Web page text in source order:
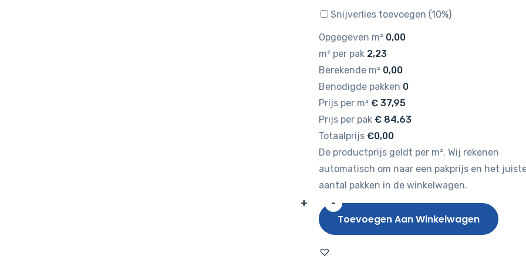
Snijverlies toevoegen (10%)
Opgegeven m² 0,00
m² per pak 2,23
Berekende m² 0,00
Benodigde pakken 0
Prijs per m² €37,95
Prijs per pak €84,63
Totaalprijs €0,00
De productprijs geldt per m². Wij rekenen
automatisch om naar een pakprijs en het
aantal pakken in de winkelwagen.
-
Hebeta
Naaldhout
aantal
+
Toevoegen Aan Winkelwagen